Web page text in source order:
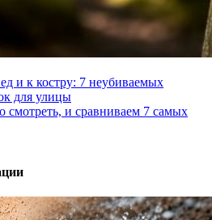
и к костру: 7 неубиваемых
для улицы
смотреть, и сравниваем 7 самых